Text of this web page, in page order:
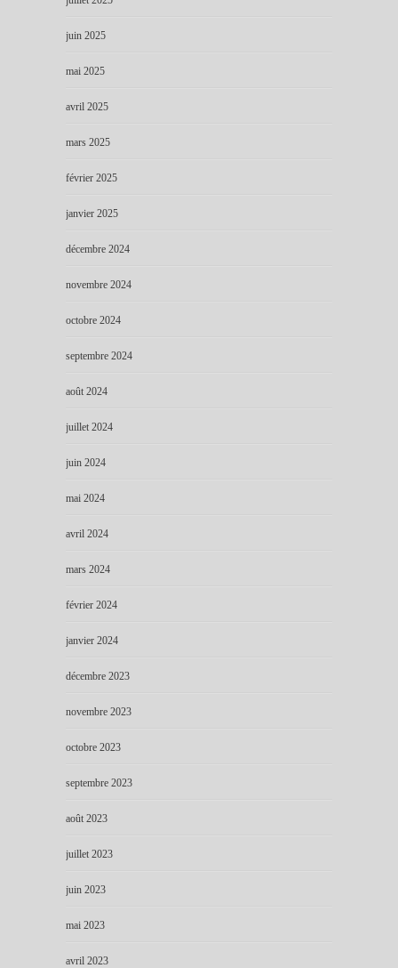
juin 2025
mai 2025
avril 2025
mars 2025
février 2025
janvier 2025
décembre 2024
novembre 2024
octobre 2024
septembre 2024
août 2024
juillet 2024
juin 2024
mai 2024
avril 2024
mars 2024
février 2024
janvier 2024
décembre 2023
novembre 2023
octobre 2023
septembre 2023
août 2023
juillet 2023
juin 2023
mai 2023
avril 2023